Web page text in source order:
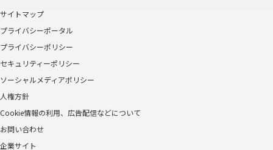
サイトマップ
プライバシーポータル
プライバシーポリシー
セキュリティーポリシー
ソーシャルメディアポリシー
人権方針
Cookie情報の利用、広告配信などについて
お問い合わせ
企業サイト